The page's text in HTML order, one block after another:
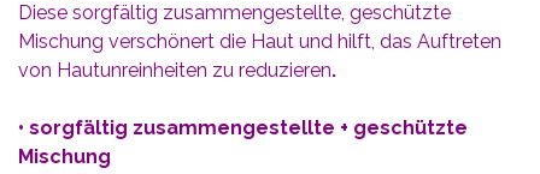
Diese sorgfältig zusammengestellte, geschützte
Mischung verschönert die Haut und hilft, das Auftreten
von Hautunreinheiten zu reduzieren.
• sorgfältig zusammengestellte + geschützte
Mischung